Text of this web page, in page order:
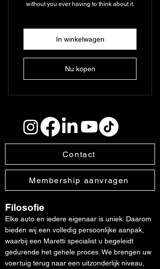
without you ever having to think about it.
In winkelwagen
Nu kopen
Contact
Membership aanvragen
Filosofie
Elke auto en iedere eigenaar is uniek. Daarom
bieden wij een volledig persoonlijke aanpak,
waarbij een Maretti specialist u begeleidt
gedurende het gehele proces. We brengen uw
voertuig terug naar een uitzonderlijk niveau,